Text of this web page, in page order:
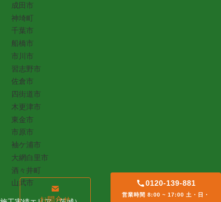
成田市
神埼町
千葉市
船橋市
市川市
習志野市
佐倉市
四街道市
木更津市
東金市
市原市
袖ケ浦市
大網白里市
酒々井町
山武市
お問合せ
0120-139-881
営業時間 8:00 ~ 17:00 土・日・